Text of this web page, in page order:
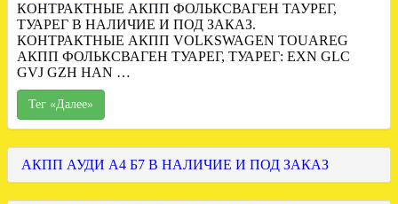
КОНТРАКТНЫЕ АКПП ФОЛЬКСВАГЕН ТАУРЕГ,
ТУАРЕГ В НАЛИЧИЕ И ПОД ЗАКАЗ.
КОНТРАКТНЫЕ АКПП VOLKSWAGEN TOUAREG
АКПП ФОЛЬКСВАГЕН ТУАРЕГ, ТУАРЕГ: EXN GLC
GVJ GZH HAN …
Тег «Далее»
АКПП АУДИ А4 Б7 В НАЛИЧИЕ И ПОД ЗАКАЗ